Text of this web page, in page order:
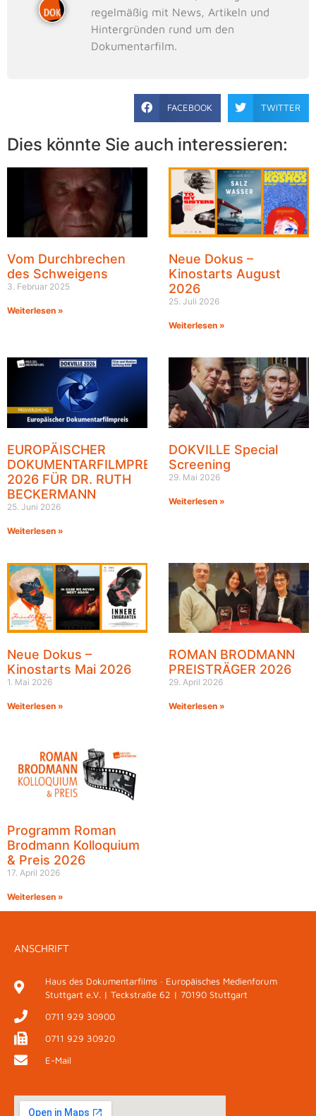
regelmäßig mit News, Artikeln und
Hintergründen rund um den
Dokumentarfilm.
FACEBOOK TWITTER
Dies könnte Sie auch interessieren:
Vom Durchbrechen
des Schweigens
3. Februar 2025
Weiterlesen »
Neue Dokus –
Kinostarts August
2026
25. Juli 2026
Weiterlesen »
EUROPÄISCHER
DOKUMENTARFILMPREIS
2026 FÜR DR. RUTH
BECKERMANN
25. Juni 2026
Weiterlesen »
DOKVILLE Special
Screening
29. Mai 2026
Weiterlesen »
Neue Dokus –
Kinostarts Mai 2026
1. Mai 2026
Weiterlesen »
ROMAN BRODMANN
PREISTRÄGER 2026
29. April 2026
Weiterlesen »
Programm Roman
Brodmann Kolloquium
& Preis 2026
17. April 2026
Weiterlesen »
ANSCHRIFT
Haus des Dokumentarfilms · Europäisches Medienforum
Stuttgart e.V. | Teckstraße 62 | 70190 Stuttgart
0711 929 30900
0711 929 30920
E-Mail